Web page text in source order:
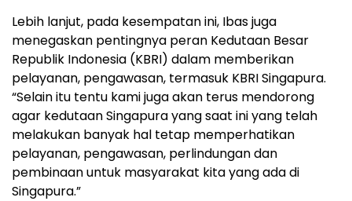
Lebih lanjut, pada kesempatan ini, Ibas juga
menegaskan pentingnya peran Kedutaan Besar
Republik Indonesia (KBRI) dalam memberikan
pelayanan, pengawasan, termasuk KBRI Singapura.
“Selain itu tentu kami juga akan terus mendorong
agar kedutaan Singapura yang saat ini yang telah
melakukan banyak hal tetap memperhatikan
pelayanan, pengawasan, perlindungan dan
pembinaan untuk masyarakat kita yang ada di
Singapura.”